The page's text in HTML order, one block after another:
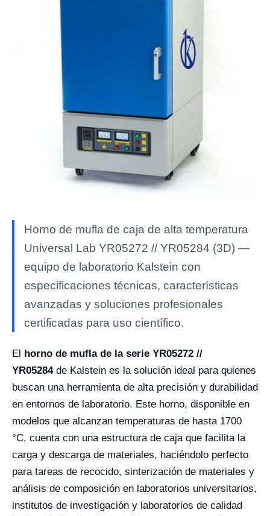
Horno de mufla de caja de alta temperatura
Universal Lab YR05272 // YR05284 (3D) —
equipo de laboratorio Kalstein con
especificaciones técnicas, características
avanzadas y soluciones profesionales
certificadas para uso científico.
El horno de mufla de la serie YR05272 //
YR05284 de Kalstein es la solución ideal para quienes
buscan una herramienta de alta precisión y durabilidad
en entornos de laboratorio. Este horno, disponible en
modelos que alcanzan temperaturas de hasta 1700
°C, cuenta con una estructura de caja que facilita la
carga y descarga de materiales, haciéndolo perfecto
para tareas de recocido, sinterización de materiales y
análisis de composición en laboratorios universitarios,
institutos de investigación y laboratorios de calidad